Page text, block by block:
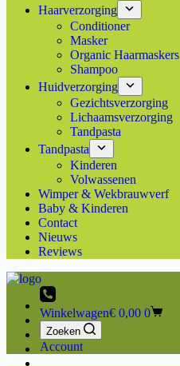
Haarverzorging
Conditioner
Masker
Organic Haarmaskers
Shampoo
Huidverzorging
Gezichtsverzorging
Lichaamsverzorging
Tandpasta
Tandpasta
Kinderen
Volwassenen
Wimper & Wekbrauwverf
Baby & Kinderen
Contact
Nieuws
Reviews
Winkelwagen€ 0,00 0
Zoeken
Account